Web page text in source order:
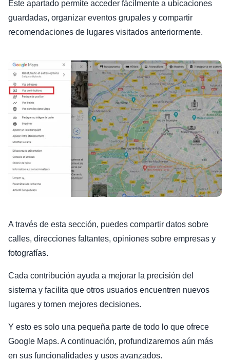
Este apartado permite acceder fácilmente a ubicaciones
guardadas, organizar eventos grupales y compartir
recomendaciones de lugares visitados anteriormente.
A través de esta sección, puedes compartir datos sobre
calles, direcciones faltantes, opiniones sobre empresas y
fotografías.
Cada contribución ayuda a mejorar la precisión del
sistema y facilita que otros usuarios encuentren nuevos
lugares y tomen mejores decisiones.
Y esto es solo una pequeña parte de todo lo que ofrece
Google Maps. A continuación, profundizaremos aún más
en sus funcionalidades y usos avanzados.